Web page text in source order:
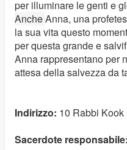
per illuminare le genti e
AncheAnna, una
la sua vita questo
per questa grande e
Anna rappresentano per
attesa della salvezza da
Indirizzo: 10 Rabbi
Sacerdote responsabile: